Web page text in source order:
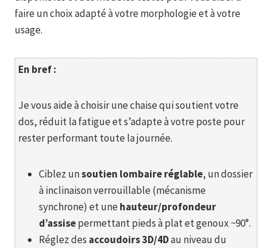
faire un choix adapté à votre morphologie et à votre
usage.
En bref :
Je vous aide à choisir une chaise qui soutient votre
dos, réduit la fatigue et s’adapte à votre poste pour
rester performant toute la journée.
Ciblez unsoutien lombaire réglable, un dossier
à inclinaison verrouillable (mécanisme
synchrone) et une hauteur/profondeur
d’assisepermettant pieds à plat et genoux ~90°.
Réglez des accoudoirs 3D/4Dau niveau du